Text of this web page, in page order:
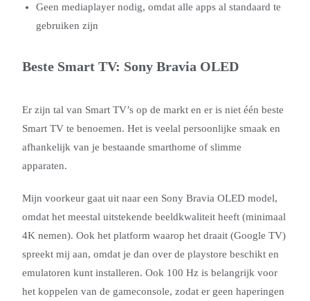
Geen mediaplayer nodig, omdat alle apps al standaard te
gebruiken zijn
Beste Smart TV: Sony Bravia OLED
Er zijn tal van Smart TV’s op de markt en er is niet één beste
Smart TV te benoemen. Het is veelal persoonlijke smaak en
afhankelijk van je bestaande smarthome of slimme
apparaten.
Mijn voorkeur gaat uit naar een Sony Bravia OLED model,
omdat het meestal uitstekende beeldkwaliteit heeft (minimaal
4K nemen). Ook het platform waarop het draait (Google TV)
spreekt mij aan, omdat je dan over de playstore beschikt en
emulatoren kunt installeren. Ook 100 Hz is belangrijk voor
het koppelen van de gameconsole, zodat er geen haperingen